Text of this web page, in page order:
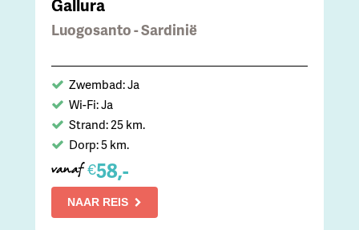
Gallura
Luogosanto - Sardinië
Zwembad: Ja
Wi-Fi: Ja
Strand: 25 km.
Dorp: 5 km.
vanaf €58,-
NAAR REIS